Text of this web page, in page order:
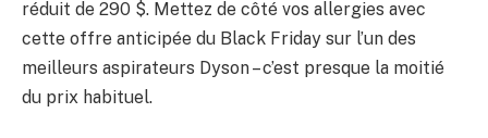
réduit de 290 $. Mettez de côté vos allergies avec
cette offre anticipée du Black Friday sur l’un des
meilleurs aspirateurs Dyson – c’est presque la moitié
du prix habituel.